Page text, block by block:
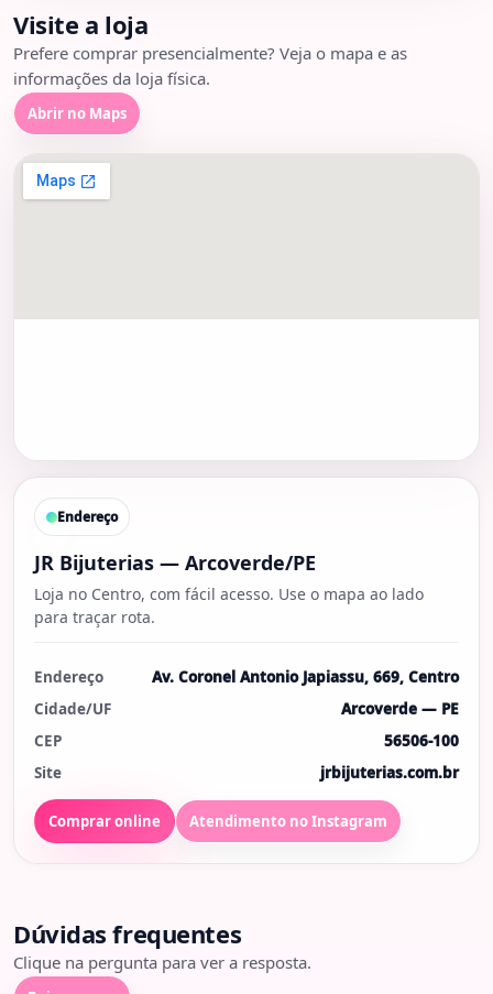
Visite a loja
Prefere comprar presencialmente? Veja o mapa e as
informações da loja física.
Abrir no Maps
Endereço
JR Bijuterias — Arcoverde/PE
Loja no Centro, com fácil acesso. Use o mapa ao lado
para traçar rota.
Endereço
Av. Coronel Antonio Japiassu, 669, Centro
Cidade/UF
Arcoverde — PE
CEP
56506-100
Site
jrbijuterias.com.br
Comprar online Atendimento no Instagram
Dúvidas frequentes
Clique na pergunta para ver a resposta.